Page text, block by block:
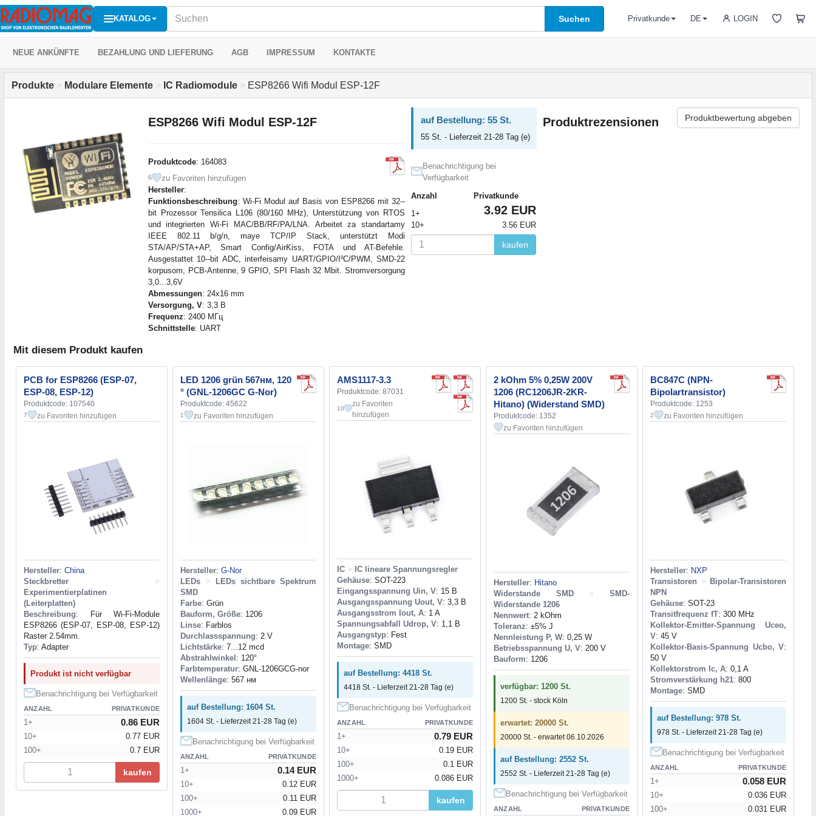
KATALOG Suchen LOGIN
Privatkunde DE
NEUE ANKÜNFTE BEZAHLUNG UND LIEFERUNG AGB IMPRESSUM KONTAKTE
Produkte > Modulare Elemente > IC Radiomodule > ESP8266 Wifi Modul ESP-12F
ESP8266 Wifi Modul ESP-12F
Produktcode: 164083
6
zu Favoriten hinzufügen
Hersteller:
Funktionsbeschreibung: Wi-Fi Modul auf Basis von ESP8266 mit 32--
bit Prozessor Tensilica L106 (80/160 MHz), Unterstützung von RTOS
und integrierten Wi-Fi MAC/BB/RF/PA/LNA. Arbeitet za standartamy
IEEE 802.11 b/g/n, maye TCP/IP Stack, unterstützt Modi
STA/AP/STA+AP, Smart Config/AirKiss, FOTA und AT-Befehle.
Ausgestattet 10--bit ADC, interfeisamy UART/GPIO/I²C/PWM, SMD-22
korpusom, PCB-Antenne, 9 GPIO, SPI Flash 32 Mbit. Stromversorgung
3,0...3,6V
Abmessungen: 24x16 mm
Versorgung, V: 3,3 В
Frequenz: 2400 МГц
Schnittstelle: UART
auf Bestellung: 55 St.
55 St. - Lieferzeit 21-28 Tag (e)
Benachrichtigung bei
Verfügbarkeit
Anzahl
Privatkunde
1+
3.92 EUR
10+ 3.56 EUR
kaufen
Produktrezensionen Produktbewertung abgeben
Mit diesem Produkt kaufen
PCB for ESP8266 (ESP-07,
ESP-08, ESP-12)
Produktcode: 107540
7 zu Favoriten hinzufügen
Hersteller: China
Steckbretter
>
Experimentierplatinen
(Leiterplatten)
Beschreibung: Für Wi-Fi-Module
ESP8266 (ESP-07, ESP-08, ESP-12)
Raster 2.54mm.
Typ: Adapter
Produkt ist nicht verfügbar
Benachrichtigung bei Verfügbarkeit
ANZAHL PRIVATKUNDE
1+ 0.86 EUR
10+
0.77 EUR
100+
0.7 EUR
kaufen
LED 1206 grün 567нм, 120
° (GNL-1206GC G-Nor)
Produktcode: 45622
1 zu Favoriten hinzufügen
Hersteller: G-Nor
LEDs >
LEDs sichtbare Spektrum
SMD
Farbe: Grün
Bauform, Größe: 1206
Linse: Farblos
Durchlassspannung: 2 V
Lichtstärke: 7...12 mcd
Abstrahlwinkel : 120°
Farbtemperatur: GNL-1206GCG-nor
Wellenlänge: 567 нм
auf Bestellung: 1604 St.
1604 St. - Lieferzeit 21-28 Tag (e)
Benachrichtigung bei Verfügbarkeit
ANZAHL PRIVATKUNDE
1+ 0.14 EUR
10+
0.12 EUR
100+
0.11 EUR
1000+
0.09 EUR
AMS1117-3.3
Produktcode: 87031
10
zu Favoriten
hinzufügen
IC > IC lineare Spannungsregler
Gehäuse: SOT-223
Eingangsspannung Uin, V: 15 В
Ausgangsspannung Uout, V: 3,3 В
Ausgangsstrom Iout, A: 1 A
Spannungsabfall Udrop, V: 1,1 В
Ausgangstyp: Fest
Montage: SMD
auf Bestellung: 4418 St.
4418 St. - Lieferzeit 21-28 Tag (e)
Benachrichtigung bei Verfügbarkeit
ANZAHL PRIVATKUNDE
1+ 0.79 EUR
10+
0.19 EUR
100+
0.1 EUR
1000+
0.086 EUR
kaufen
2 kOhm 5% 0,25W 200V
1206 (RC1206JR-2KR-
Hitano) (Widerstand SMD)
Produktcode: 1352
zu Favoriten hinzufügen
Hersteller: Hitano
Widerstande SMD
>
SMD-
Widerstande 1206
Nennwert: 2 kOhm
Toleranz: ±5% J
Nennleistung P, W: 0,25 W
Betriebsspannung U, V: 200 V
Bauform: 1206
verfügbar: 1200 St.
1200 St. - stock Köln
erwartet: 20000 St.
20000 St. - erwartet 06.10.2026
auf Bestellung: 2552 St.
2552 St. - Lieferzeit 21-28 Tag (e)
Benachrichtigung bei Verfügbarkeit
ANZAHL PRIVATKUNDE
BC847C (NPN-
Bipolartransistor)
Produktcode: 1253
2 zu Favoriten hinzufügen
Hersteller: NXP
Transistoren > Bipolar-Transistoren
NPN
Gehäuse: SOT-23
Transitfrequenz fT: 300 MHz
Kollektor-Emitter-Spannung Uceo,
V: 45 V
Kollektor-Basis-Spannung Ucbo, V:
50 V
Kollektorstrom Ic, A: 0,1 A
Stromverstärkung h21: 800
Montage: SMD
auf Bestellung: 978 St.
978 St. - Lieferzeit 21-28 Tag (e)
Benachrichtigung bei Verfügbarkeit
ANZAHL PRIVATKUNDE
1+ 0.058 EUR
10+
0.036 EUR
100+
0.031 EUR